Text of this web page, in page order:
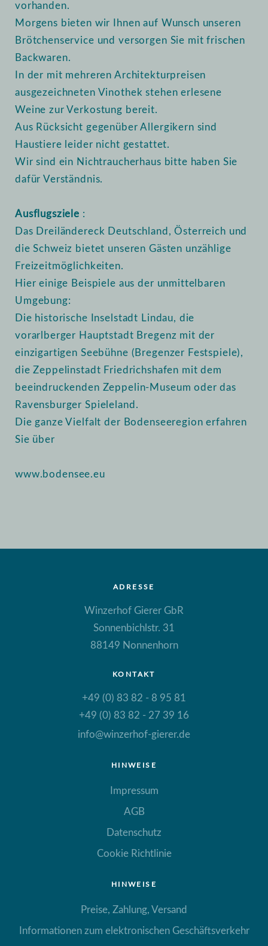
vorhanden.
Morgens bieten wir Ihnen auf Wunsch unseren
Brötchenservice und versorgen Sie mit frischen
Backwaren.
In der mit mehreren Architekturpreisen
ausgezeichneten Vinothek stehen erlesene
Weine zur Verkostung bereit.
Aus Rücksicht gegenüber Allergikern sind
Haustiere leider nicht gestattet.
Wir sind ein Nichtraucherhaus bitte haben Sie
dafür Verständnis.
Ausflugsziele :
Das Dreiländereck Deutschland, Österreich und
die Schweiz bietet unseren Gästen unzählige
Freizeitmöglichkeiten.
Hier einige Beispiele aus der unmittelbaren
Umgebung:
Die historische Inselstadt Lindau, die
vorarlberger Hauptstadt Bregenz mit der
einzigartigen Seebühne (Bregenzer Festspiele),
die Zeppelinstadt Friedrichshafen mit dem
beeindruckenden Zeppelin-Museum oder das
Ravensburger Spieleland.
Die ganze Vielfalt der Bodenseeregion erfahren
Sie über
www.bodensee.eu
ADRESSE
Winzerhof Gierer GbR
Sonnenbichlstr. 31
88149 Nonnenhorn
KONTAKT
+49 (0) 83 82 - 8 95 81
+49 (0) 83 82 - 27 39 16
info@winzerhof-gierer.de
HINWEISE
Impressum
AGB
Datenschutz
Cookie Richtlinie
HINWEISE
Preise, Zahlung, Versand
Informationen zum elektronischen Geschäftsverkehr